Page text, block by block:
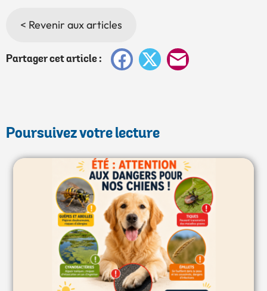
< Revenir aux articles
Partager cet article : Facebook
X
Poursuivez votre lecture